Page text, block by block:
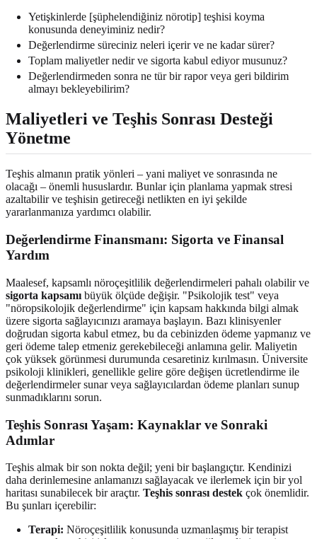
Yetişkinlerde [şüphelendiğiniz nörotip] teşhisi koyma
konusunda deneyiminiz nedir?
Değerlendirme süreciniz neleri içerir ve ne kadar sürer?
Toplam maliyetler nedir ve sigorta kabul ediyor musunuz?
Değerlendirmeden sonra ne tür bir rapor veya geri bildirim
almayı bekleyebilirim?
Maliyetleri ve Teşhis Sonrası Desteği
Yönetme
Teşhis almanın pratik yönleri – yani maliyet ve sonrasında ne
olacağı – önemli hususlardır. Bunlar için planlama yapmak stresi
azaltabilir ve teşhisin getireceği netlikten en iyi şekilde
yararlanmanıza yardımcı olabilir.
Değerlendirme Finansmanı: Sigorta ve Finansal
Yardım
Maalesef, kapsamlı nöroçeşitlilik değerlendirmeleri pahalı olabilir ve
sigorta kapsamı büyük ölçüde değişir. "Psikolojik test" veya
"nöropsikolojik değerlendirme" için kapsam hakkında bilgi almak
üzere sigorta sağlayıcınızı aramaya başlayın. Bazı klinisyenler
doğrudan sigorta kabul etmez, bu da cebinizden ödeme yapmanız ve
geri ödeme talep etmeniz gerekebileceği anlamına gelir. Maliyetin
çok yüksek görünmesi durumunda cesaretiniz kırılmasın. Üniversite
psikoloji klinikleri, genellikle gelire göre değişen ücretlendirme ile
değerlendirmeler sunar veya sağlayıcılardan ödeme planları sunup
sunmadıklarını sorun.
Teşhis Sonrası Yaşam: Kaynaklar ve Sonraki
Adımlar
Teşhis almak bir son nokta değil; yeni bir başlangıçtır. Kendinizi
daha derinlemesine anlamanızı sağlayacak ve ilerlemek için bir yol
haritası sunabilecek bir araçtır. Teşhis sonrası destek çok önemlidir.
Bu şunları içerebilir:
Terapi: Nöroçeşitlilik konusunda uzmanlaşmış bir terapist